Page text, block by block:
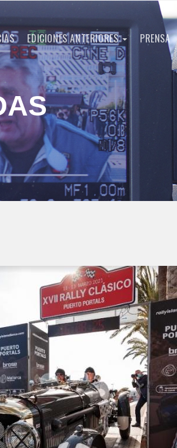
EDICIONES ANTERIORES PRENSA